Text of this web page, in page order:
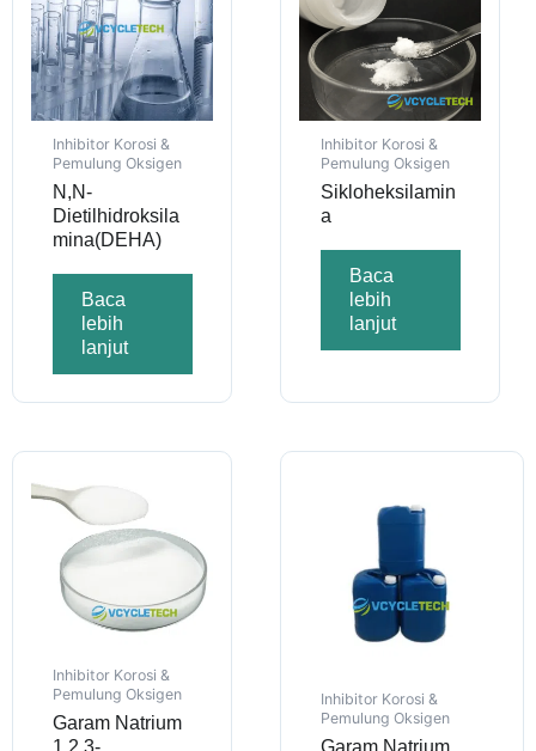
Inhibitor Korosi &
Pemulung Oksigen
N,N-
Dietilhidroksila
mina(DEHA)
Baca
lebih
lanjut
Inhibitor Korosi &
Pemulung Oksigen
Sikloheksilamin
a
Baca
lebih
lanjut
Inhibitor Korosi &
Pemulung Oksigen
Garam Natrium
Inhibitor Korosi &
Pemulung Oksigen